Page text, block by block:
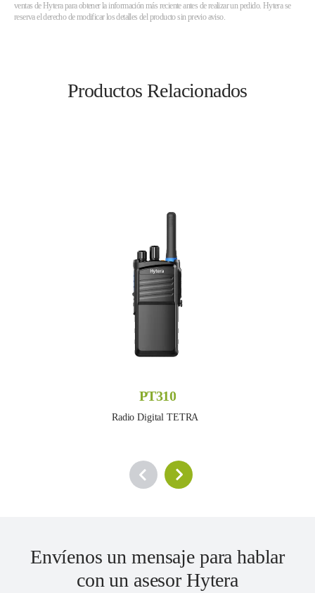
ventas de Hytera para obtener la información más reciente antes de realizar un pedido. Hytera se
reserva el derecho de modificar los detalles del producto sin previo aviso.
Productos Relacionados
PT310
Radio Digital TETRA
Envíenos un mensaje para hablar
con un asesor Hytera